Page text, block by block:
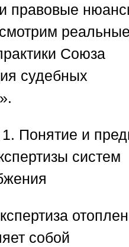
правовые
реальные
Союза
судебных
.
Понятие и
систем
собой